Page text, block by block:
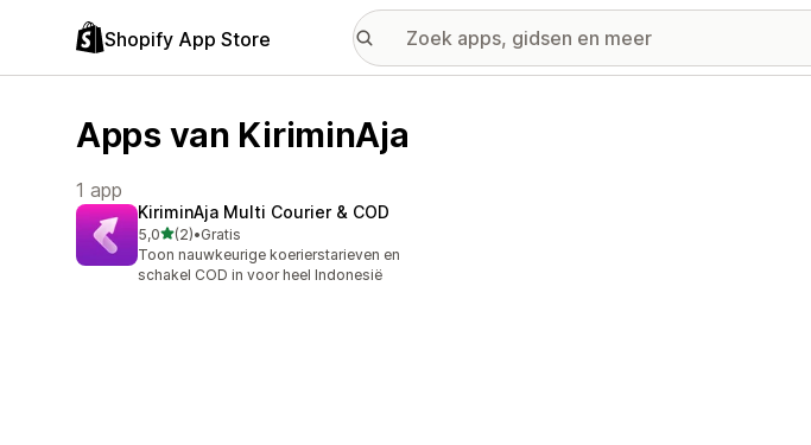
Shopify App Store
Apps van KiriminAja
1 app
KiriminAja Multi Courier & COD
5,0van 5 sterren
(2)
2 recensies in totaal
•Gratis
Toon nauwkeurige koerierstarieven en
schakel COD in voor heel Indonesië